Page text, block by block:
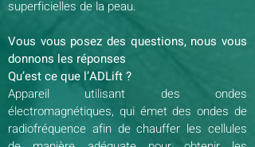
superficielles de la peau.
Vous vous posez des questions, nous vous
donnons les réponses
Qu’est ce que l’ADLift ?
Appareil utilisant des ondes
électromagnétiques, qui émet des ondes de
radiofréquence afin de chauffer les cellules